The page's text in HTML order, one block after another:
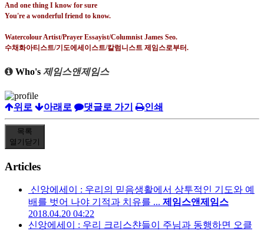
And one thing I know for sure
You're a wonderful friend to know.
Watercolour Artist/Prayer Essayist/Columnist James Seo.
수채화아티스트/기도에세이스트/칼럼니스트 제임스로부터.
Who's 제임스앤제임스
위로 아래로 댓글로 가기 인쇄
목록
열기 닫기
Articles
신앙에세이 : 우리의 믿음생활에서 상투적인 기도와 예
배를 벗어 나야 기적과 치유를 ... 제임스앤제임스
2018.04.20 04:22
신앙에세이 : 우리 크리스챤들이 주님과 동행하면 오클